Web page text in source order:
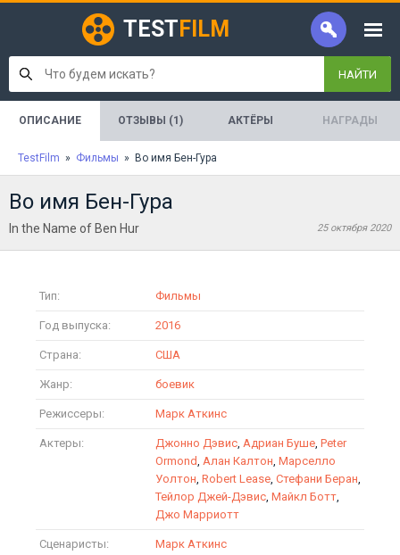
TEST FILM
НАЙТИ
ОПИСАНИЕ ОТЗЫВЫ (1) АКТЁРЫ НАГРАДЫ
TestFilm » Фильмы » Во имя Бен-Гура
Во имя Бен-Гура
In the Name of Ben Hur 25 октября 2020
Тип: Фильмы
Год выпуска: 2016
Страна: США
Жанр: боевик
Режиссеры: Марк Аткинс
Актеры: Джонно Дэвис, Адриан Буше, Peter
Ormond, Алан Калтон, Марселло
Уолтон, Robert Lease, Стефани Беран,
Тейлор Джей-Дэвис, Майкл Ботт,
Джо Марриотт
Сценаристы: Марк Аткинс